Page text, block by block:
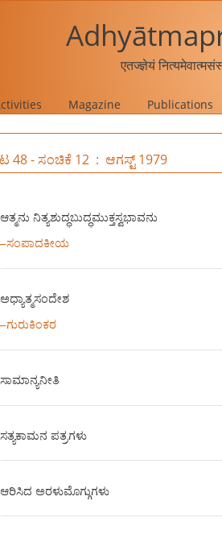
एतज्ज्ञेयं
Magazine Publications
48 - ಸಂಚಿಕೆ 12 : ಆಗಸ್ಟ್ 1979
ಆತ್ಮನು ನಿತ್ಯಶುದ್ಧಬುದ್ಧಮುಕ್ತಸ್ವಭಾವನು
ಸಂಪಾದಕೀಯ
ಅಧ್ಯಾತ್ಮಸಂದೇಶ
ಗುರುಕಿಂಕರ
ಸಾಮಾನ್ಯನೀತಿ
ಸತ್ಯಕಾಮನ ಪತ್ರಗಳು
ಆರಿಸಿದ ಅರಳುಮೊಗ್ಗುಗಳು